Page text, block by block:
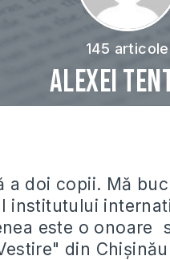
145 articole
Alexei
a doi copii. Mă
institutului
este o onoare
din